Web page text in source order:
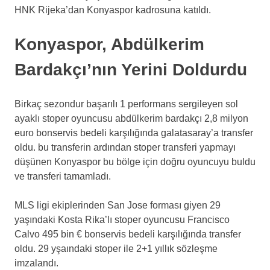
HNK Rijeka’dan Konyaspor kadrosuna katıldı.
Konyaspor, Abdülkerim
Bardakçı’nın Yerini Doldurdu
Birkaç sezondur başarılı 1 performans sergileyen sol
ayaklı stoper oyuncusu abdülkerim bardakçı 2,8 milyon
euro bonservis bedeli karşılığında galatasaray’a transfer
oldu. bu transferin ardından stoper transferi yapmayı
düşünen Konyaspor bu bölge için doğru oyuncuyu buldu
ve transferi tamamladı.
MLS ligi ekiplerinden San Jose forması giyen 29
yaşındaki Kosta Rika’lı stoper oyuncusu Francisco
Calvo 495 bin € bonservis bedeli karşılığında transfer
oldu. 29 yşaındaki stoper ile 2+1 yıllık sözleşme
imzalandı.